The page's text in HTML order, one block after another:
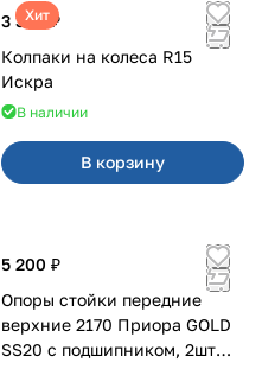
Хит
3 380 ₽
Колпаки на колеса R15
Искра
В наличии
В корзину
5 200 ₽
Опоры стойки передние
верхние 2170 Приора GOLD
SS20 с подшипником, 2шт